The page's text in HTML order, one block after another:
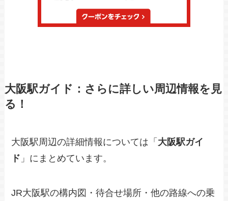
大阪駅ガイド：さらに詳しい周辺情報を見
る！
大阪駅周辺の詳細情報については「 大阪駅ガイ
ド 」にまとめています。
JR大阪駅の構内図・待合せ場所・他の路線への乗